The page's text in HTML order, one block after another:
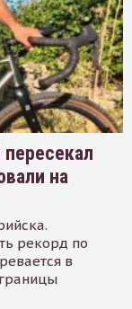
на
рекорд по
в